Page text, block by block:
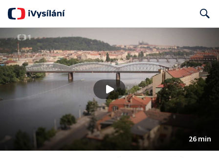
26 min